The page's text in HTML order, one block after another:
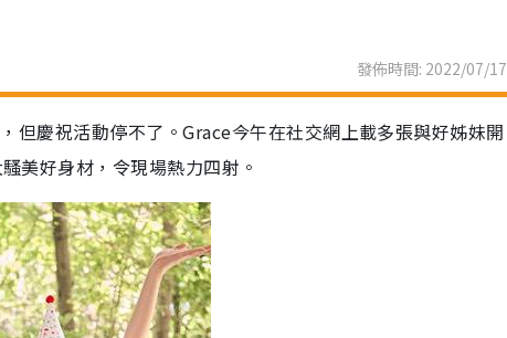
發佈時間: 2022/07/17
但慶祝活動停不了。Grace今午在社交網上載多張與好姊妹開
美好身材，令現場熱力四射。